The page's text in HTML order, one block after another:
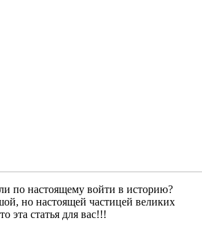
по настоящему войти в историю?
но настоящей частицей великих
эта статья для вас!!!